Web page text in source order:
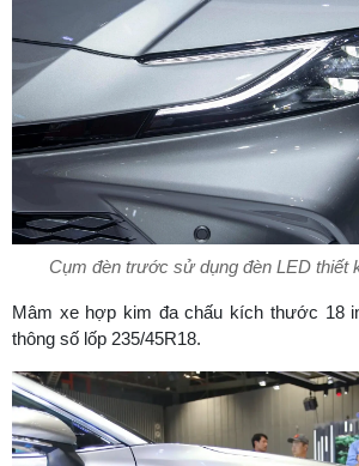
Cụm đèn trước sử dụng đèn LED thiết
Mâm xe hợp kim đa chấu kích thước 18
thông số lốp 235/45R18.